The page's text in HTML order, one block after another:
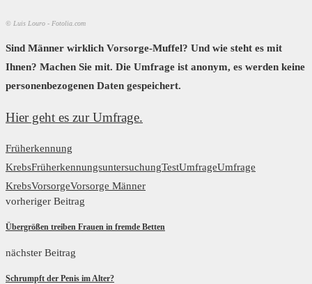
© Luis Louro - Fotolia.com
Sind Männer wirklich Vorsorge-Muffel? Und wie steht es mit
Ihnen? Machen Sie mit. Die Umfrage ist anonym, es werden keine
personenbezogenen Daten gespeichert.
Hier geht es zur Umfrage.
Früherkennung
KrebsFrüherkennungsuntersuchungTestUmfrageUmfrage
KrebsVorsorgeVorsorge Männer
vorheriger Beitrag
Übergrößen treiben Frauen in fremde Betten
nächster Beitrag
Schrumpft der Penis im Alter?